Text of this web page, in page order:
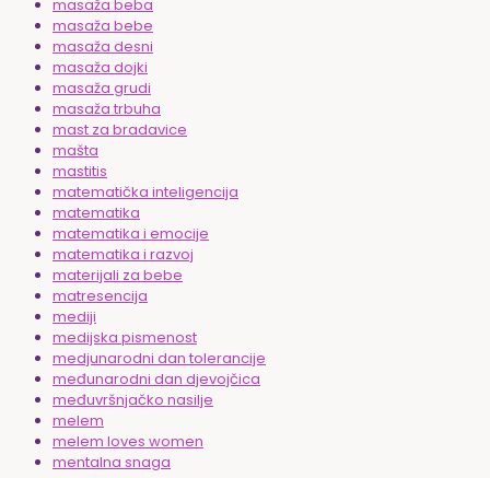
masaža beba
masaža bebe
masaža desni
masaža dojki
masaža grudi
masaža trbuha
mast za bradavice
mašta
mastitis
matematička inteligencija
matematika
matematika i emocije
matematika i razvoj
materijali za bebe
matresencija
mediji
medijska pismenost
medjunarodni dan tolerancije
međunarodni dan djevojčica
međuvršnjačko nasilje
melem
melem loves women
mentalna snaga